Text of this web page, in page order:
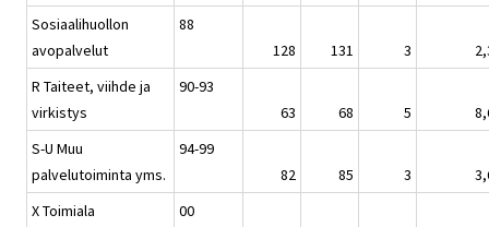
Sosiaalihuollon
avopalvelut
88
128
131 3
R Taiteet, viihde ja
virkistys
90-93
63
68 5
S-U Muu
palvelutoiminta yms.
94-99
82
85 3
X Toimiala
00